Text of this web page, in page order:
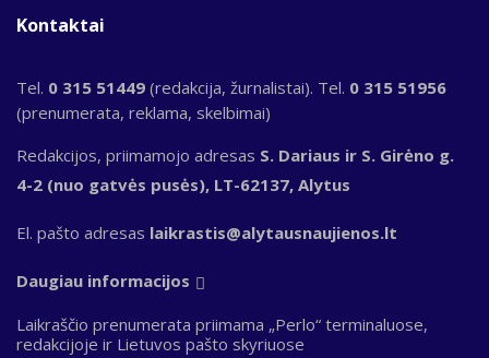
Kontaktai
Tel. 0 315 51449 (redakcija, žurnalistai). Tel. 0 315 51956
(prenumerata, reklama, skelbimai)
Redakcijos, priimamojo adresas S. Dariaus ir S. Girėno g.
4-2 (nuo gatvės pusės), LT-62137, Alytus
El. pašto adresas laikrastis@alytausnaujienos.lt
Daugiau informacijos
Laikraščio prenumerata priimama „Perlo“ terminaluose,
redakcijoje ir Lietuvos pašto skyriuose